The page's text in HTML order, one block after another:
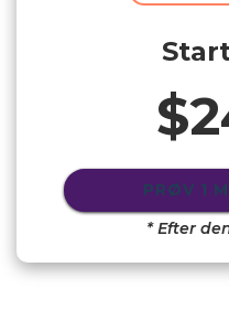
PRØV 1
* Efter